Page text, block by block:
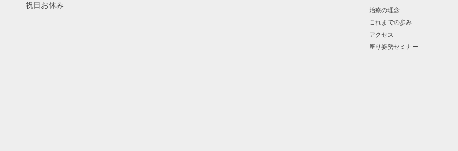
祝日お休み
治療の理念
これまでの歩み
アクセス
座り姿勢セミナー